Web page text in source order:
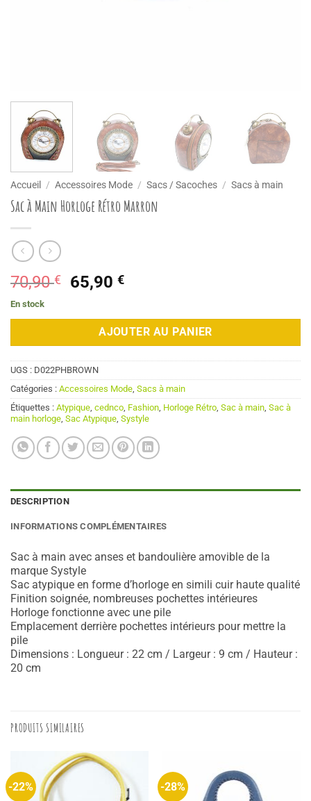
Accueil / Accessoires Mode / Sacs / Sacoches / Sacs à main
Sac à Main Horloge Rétro Marron
70,90€
Le
initial
était :
70,90 €.
65,90€Le
actuel
est :
65,90 €.
En stock
AJOUTER AU PANIER
UGS : D022PHBROWN
Catégories : Accessoires Mode Sacs à main
Étiquettes : Atypique cednco Fashion Horloge Rétro Sac à main Sac à
main horloge Sac Atypique Systyle
DESCRIPTION
INFORMATIONS COMPLÉMENTAIRES
Sac à main avec anses et bandoulière amovible de la
marque Systyle
Sac atypique en forme d’horloge en simili cuir haute qualité
Finition soignée, nombreuses pochettes intérieures
Horloge fonctionne avec une pile
Emplacement derrière pochettes intérieurs pour mettre la
pile
Dimensions : Longueur : 22 cm / Largeur : 9 cm / Hauteur :
20 cm
PRODUITS SIMILAIRES
-22% -28%